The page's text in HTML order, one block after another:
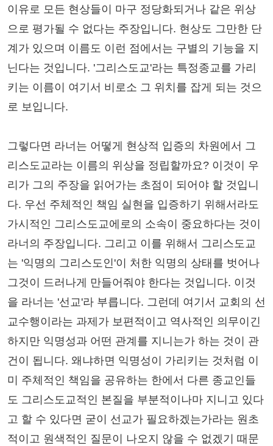
이유로 모든 현상들이 마구 정당화되거나 같은 위상
으로 평가될 수 없다는 주장입니다. 현상도 그만한 단
계가 있으며 이름도 이런 점에서는 구별의 기능을 지
닌다는 것입니다. '그리스도교'라는 특정종교를 가리
키는 이름이 여기서 비로소 그 위치를 잡게 되는 것으
로 보입니다.
그렇다면 라너는 어떻게 현상적 입증의 차원에서 그
리스도교라는 이름의 위상을 정립할까요? 이것이 우
리가 그의 주장을 읽어가는 초점이 되어야 할 것입니
다. 우선 주체적인 책임 실현을 입증하기 위해서라도
가시적인 그리스도교에로의 소속이 중요하다는 것이
라너의 주장입니다. 그리고 이를 위해서 그리스도교
는 '익명의 그리스도인'이 처한 익명의 상태를 벗어나
그것이 드러나게 만들어줘야 한다는 것입니다. 이것
을 라너는 '선교'라 부릅니다. 그런데 여기서 교회의 선
교수행이라는 과제가 보편적이고 역사적인 의무이긴
하지만 익명성과 어떤 관계를 지니는가 하는 것이 관
건이 됩니다. 왜냐하면 익명성이 가리키는 것처럼 이
미 주체적인 책임을 공유하는 한에서 다른 종교인들
도 그리스도교적인 본질을 부분적이나마 지니고 있다
고 할 수 있다면 굳이 선교가 필요하겠는가라는 원초
적이고 원색적인 질문이 나오지 않을 수 없겠기 때문